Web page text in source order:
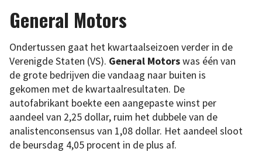
General Motors
Ondertussen gaat het kwartaalseizoen verder in de
Verenigde Staten (VS). General Motorswas één van
de grote bedrijven die vandaag naar buiten is
gekomen met de kwartaalresultaten. De
autofabrikant boekte een aangepaste winst per
aandeel van 2,25 dollar, ruim het dubbele van de
analistenconsensus van 1,08 dollar. Het aandeel sloot
de beursdag 4,05 procent in de plus af.